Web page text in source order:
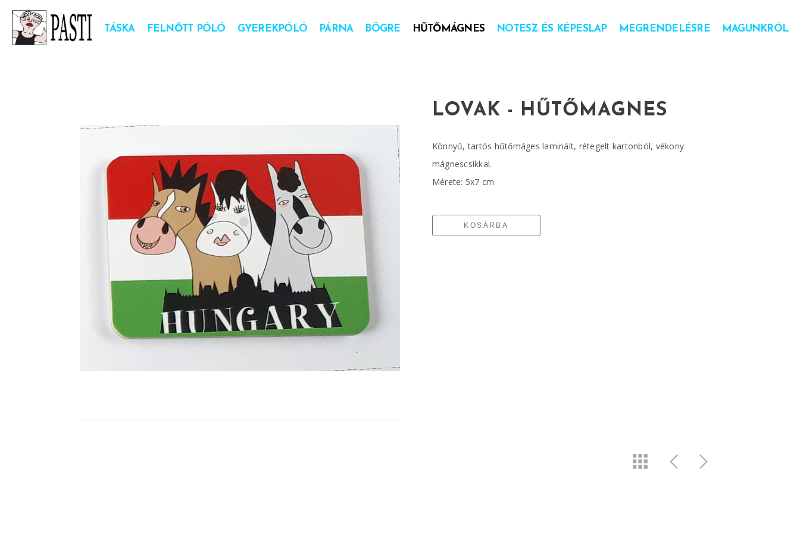
TÁSKA FELNŐTT PÓLÓ GYEREKPÓLÓ PÁRNA BÖGRE HŰTŐMÁGNES NOTESZ ÉS KÉPESLAP MEGRENDELÉSRE MAGUNKRÓL
LOVAK - HŰTŐMAGNES
Könnyű, tartós hűtőmáges laminált, rétegelt kartonból, vékony
mágnescsíkkal.
Mérete: 5x7 cm
KOSÁRBA